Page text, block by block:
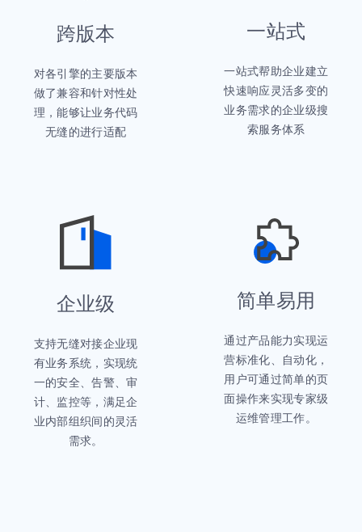
跨版本
对各引擎的主要版本
做了兼容和针对性处
理，能够让业务代码
无缝的进行适配
一站式
一站式帮助企业建立
快速响应灵活多变的
业务需求的企业级搜
索服务体系
企业级
支持无缝对接企业现
有业务系统，实现统
一的安全、告警、审
计、监控等，满足企
业内部组织间的灵活
需求。
简单易用
通过产品能力实现运
营标准化、自动化，
用户可通过简单的页
面操作来实现专家级
运维管理工作。